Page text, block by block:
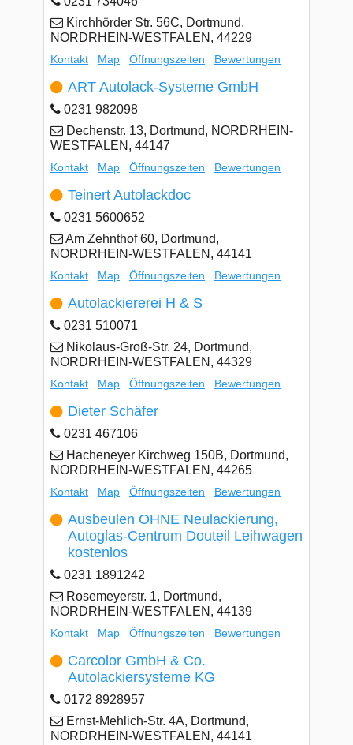
Kirchhörder Str. 56C, Dortmund,
NORDRHEIN-WESTFALEN, 44229
Kontakt Map Öffnungszeiten Bewertungen
ART Autolack-Systeme GmbH
0231 982098
Dechenstr. 13, Dortmund, NORDRHEIN-
WESTFALEN, 44147
Kontakt Map Öffnungszeiten Bewertungen
Teinert Autolackdoc
0231 5600652
Am Zehnthof 60, Dortmund,
NORDRHEIN-WESTFALEN, 44141
Kontakt Map Öffnungszeiten Bewertungen
Autolackiererei H & S
0231 510071
Nikolaus-Groß-Str. 24, Dortmund,
NORDRHEIN-WESTFALEN, 44329
Kontakt Map Öffnungszeiten Bewertungen
Dieter Schäfer
0231 467106
Hacheneyer Kirchweg 150B, Dortmund,
NORDRHEIN-WESTFALEN, 44265
Kontakt Map Öffnungszeiten Bewertungen
Ausbeulen OHNE Neulackierung,
Autoglas-Centrum Douteil Leihwagen
kostenlos
0231 1891242
Rosemeyerstr. 1, Dortmund,
NORDRHEIN-WESTFALEN, 44139
Kontakt Map Öffnungszeiten Bewertungen
Carcolor GmbH & Co.
Autolackiersysteme KG
0172 8928957
Ernst-Mehlich-Str. 4A, Dortmund,
NORDRHEIN-WESTFALEN, 44141